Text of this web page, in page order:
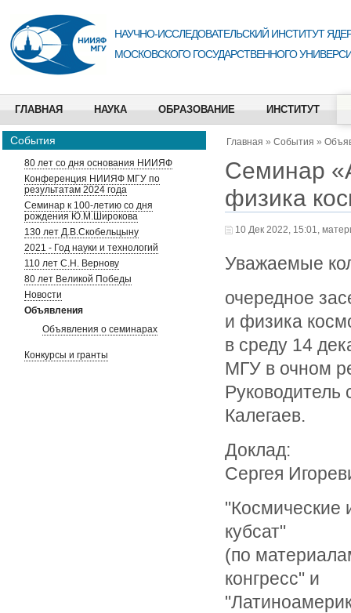
НАУЧНО-ИССЛЕДОВАТЕЛЬСКИЙ ИНСТИТУТ
МОСКОВСКОГО ГОСУДАРСТВЕННОГО
ГЛАВНАЯ НАУКА ОБРАЗОВАНИЕ ИНСТИТУТ
События
80 лет со дня основания НИИЯФ
Конференция НИИЯФ МГУ по
результатам 2024 года
Семинар к 100-летию со дня
рождения Ю.М.Широкова
130 лет Д.В.Скобельцыну
2021 - Год науки и технологий
110 лет С.Н. Вернову
80 лет Великой Победы
Новости
Объявления
Объявления о семинарах
Конкурсы и гранты
Главная » События »
Семинар
физика
10 Дек 2022, 15:01,
Уважаемые
очередное
и физика
в среду 14
МГУ в очном
Калегаев.
Доклад:
Сергея
"Космические
кубсат"
(по
конгресс" и